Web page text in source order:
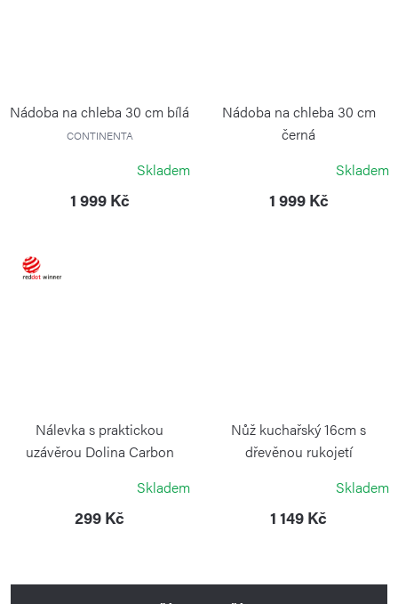
Nádoba na chleba 30 cm bílá
CONTINENTA
Skladem
1 999 Kč
Nádoba na chleba 30 cm
černá
Skladem
1 999 Kč
Nálevka s praktickou
uzávěrou Dolina Carbon
Skladem
299 Kč
Nůž kuchařský 16cm s
dřevěnou rukojetí
Skladem
1 149 Kč